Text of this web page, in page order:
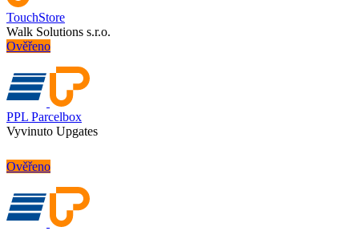
TouchStore
Walk Solutions s.r.o.
Ověřeno
PPL Parcelbox
Vyvinuto Upgates
Ověřeno